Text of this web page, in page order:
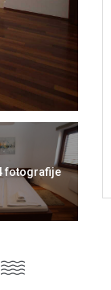
fotografije